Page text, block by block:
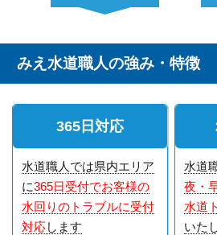
みえ水道職人の強み・特徴
365日対応
水道職人では県内エリア
に365日受付でお客様の
水回りのトラブルに受付
対応します
水道
夜・
水道
いた